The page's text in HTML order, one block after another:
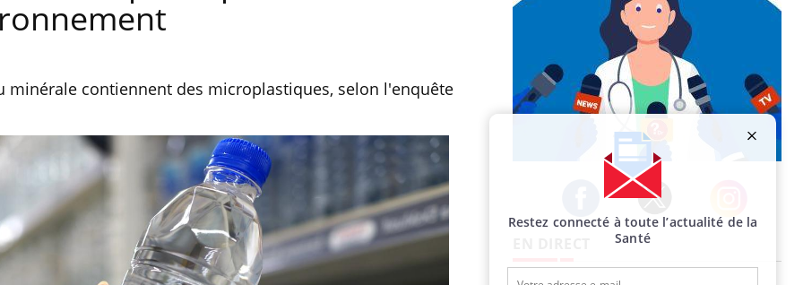
minérale contiennent des microplastiques, selon l'enquête
Facebook Twitter Instagram
Restez connecté à toute l’actualité de la
Santé